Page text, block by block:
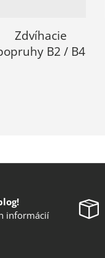
Zdvíhacie
B2 / B4
informácií